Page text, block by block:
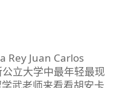
Rey Juan Carlos
立大学中最年轻最现